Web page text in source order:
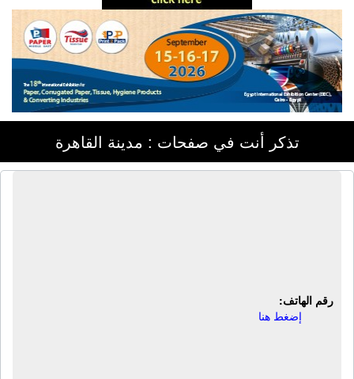
تذكر أنت في صفحات : مدينة القاهرة
رقم الهاتف:
إضغط هنا